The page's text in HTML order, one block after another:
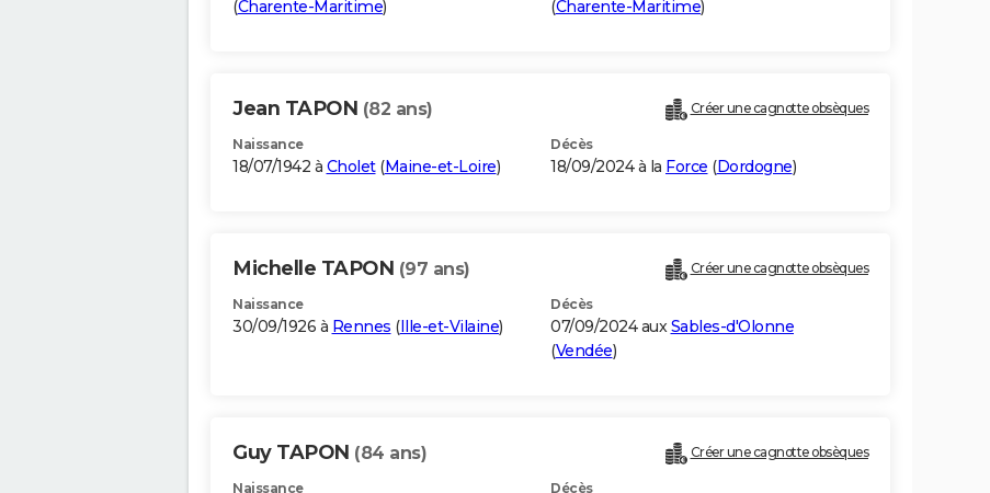
(Charente-Maritime)
(Charente-Maritime)
Jean TAPON (82 ans) Créer une cagnotte obsèques
Naissance
18/07/1942 à Cholet(Maine-et-Loire)
Décès
18/09/2024 à la Force (Dordogne)
Michelle TAPON (97 ans) Créer une cagnotte obsèques
Naissance
30/09/1926 à Rennes (Ille-et-Vilaine)
Décès
07/09/2024 auxSables-d'Olonne
(Vendée)
Guy TAPON (84 ans) Créer une cagnotte obsèques
Naissance Décès